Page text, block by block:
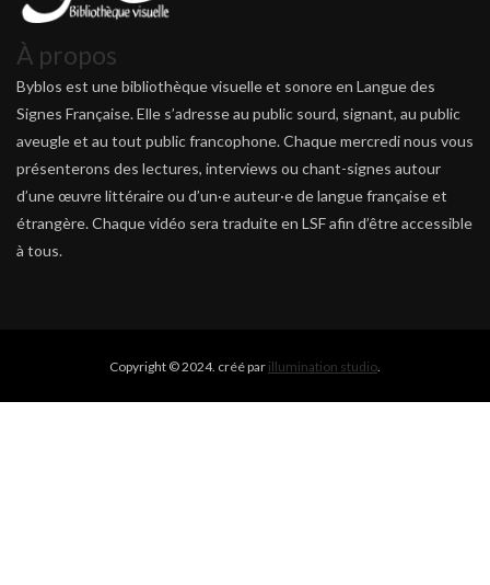
À propos
Byblos est une bibliothèque visuelle et sonore en Langue des
Signes Française. Elle s’adresse au public sourd, signant, au public
aveugle et au tout public francophone. Chaque mercredi nous vous
présenterons des lectures, interviews ou chant-signes autour
d’une œuvre littéraire ou d’un·e auteur·e de langue française et
étrangère. Chaque vidéo sera traduite en LSF afin d’être accessible
à tous.
Copyright © 2024. créé par illumination studio